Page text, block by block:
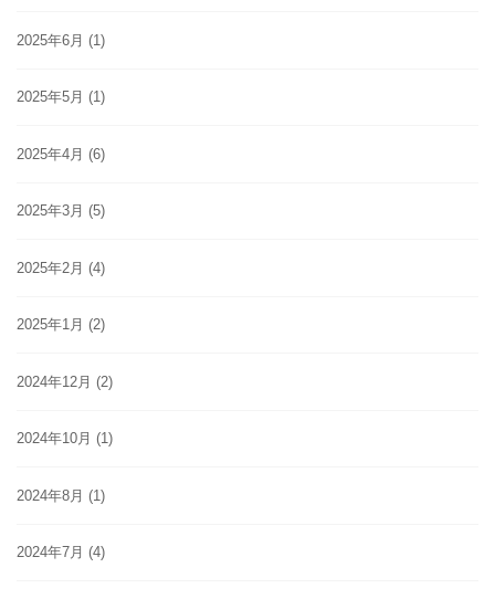
2025年6月 (1)
2025年5月 (1)
2025年4月 (6)
2025年3月 (5)
2025年2月 (4)
2025年1月 (2)
2024年12月 (2)
2024年10月 (1)
2024年8月 (1)
2024年7月 (4)